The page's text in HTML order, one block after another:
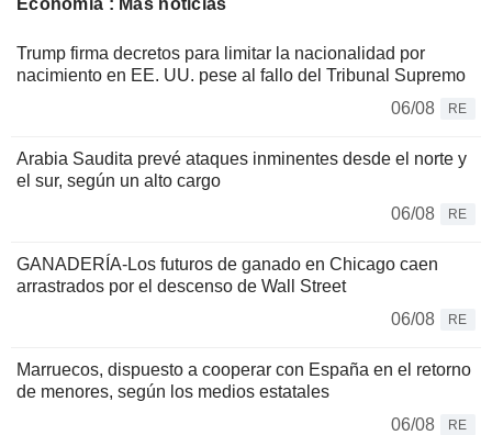
Trump firma decretos para limitar la nacionalidad por
nacimiento en EE. UU. pese al fallo del Tribunal Supremo
06/08
RE
Arabia Saudita prevé ataques inminentes desde el norte y
el sur, según un alto cargo
06/08
RE
GANADERÍA-Los futuros de ganado en Chicago caen
arrastrados por el descenso de Wall Street
06/08
RE
Marruecos, dispuesto a cooperar con España en el retorno
de menores, según los medios estatales
06/08
RE